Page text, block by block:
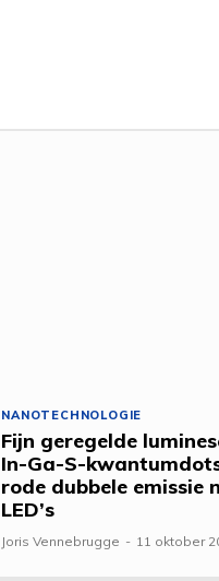
NANOTECHNOLOGIE
Fijn geregelde
In-Ga-S-
rode dubbele emissie
LED’s
Joris Vennebrugge - 11 oktober